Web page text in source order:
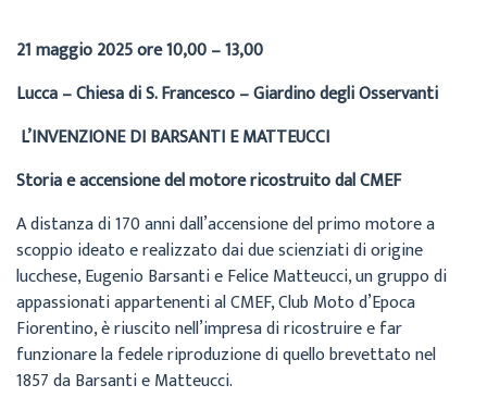
21 maggio 2025 ore 10,00 – 13,00
Lucca – Chiesa di S. Francesco – Giardino degli Osservanti
L’INVENZIONE DI BARSANTI E MATTEUCCI
Storia e accensione del motore ricostruito dal CMEF
A distanza di 170 anni dall’accensione del primo motore a
scoppio ideato e realizzato dai due scienziati di origine
lucchese, Eugenio Barsanti e Felice Matteucci, un gruppo di
appassionati appartenenti al CMEF, Club Moto d’Epoca
Fiorentino, è riuscito nell’impresa di ricostruire e far
funzionare la fedele riproduzione di quello brevettato nel
1857 da Barsanti e Matteucci.